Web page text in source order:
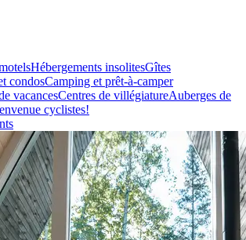
Hébergements insolitesGîtes
condosCamping et prêt-à-camper
vacancesCentres de villégiatureAuberges de
cyclistes!